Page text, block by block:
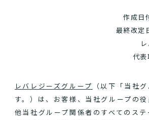
作成日
最終改定
代
レバレジーズグループ
（以下「当社
す。）は、お客様、当社グループの
他当社グループ関係者のすべてのス